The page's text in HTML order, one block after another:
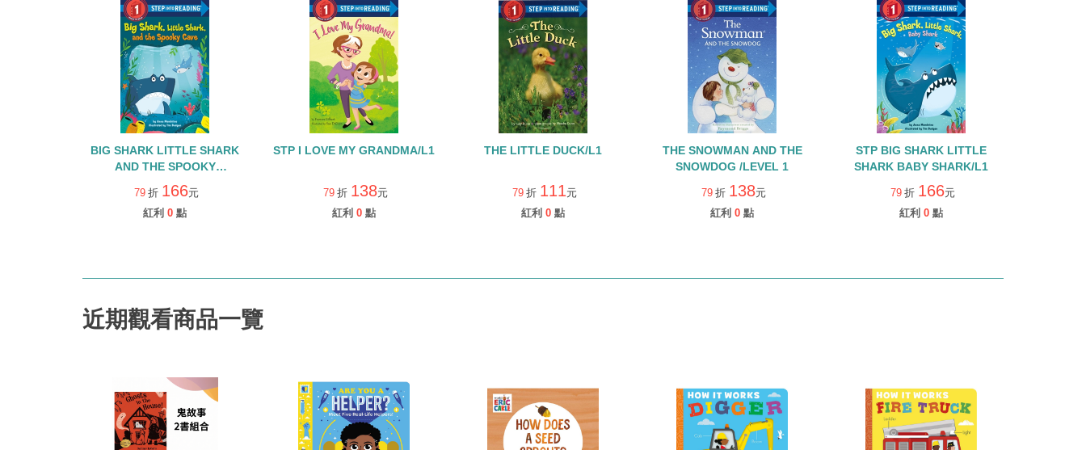
BIG SHARK LITTLE SHARK
AND THE SPOOKY
CAVE/STEP INTO
READING/LEVEL 1
79 折 166元
紅利 0 點
STP I LOVE MY GRANDMA/L1
79 折 138元
紅利 0 點
THE LITTLE DUCK/L1
79 折 111元
紅利 0 點
THE SNOWMAN AND THE
SNOWDOG /LEVEL 1
79 折 138元
紅利 0 點
STP BIG SHARK LITTLE
SHARK BABY SHARK/L1
79 折 166元
紅利 0 點
近期觀看商品一覽